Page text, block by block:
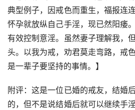
典型例子，因戒色而重生，福报连
怀孕就放纵自己手淫，现已然阳痿
有效控制意淫。虽然妻子理解我，
头。以我为戒，劝君莫走弯路，戒
是一辈子要坚持的事情。】
附评：这是一位已婚的戒友，结婚
的，但不是说结婚后就可以继续手